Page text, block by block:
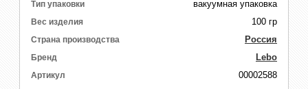
Тип упаковки вакуумная упаковка
Вес изделия 100 гр
Страна производства Россия
Бренд Lebo
Артикул 00002588